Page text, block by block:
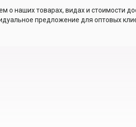
о наших товарах, видах и стоимости
предложение для оптовых